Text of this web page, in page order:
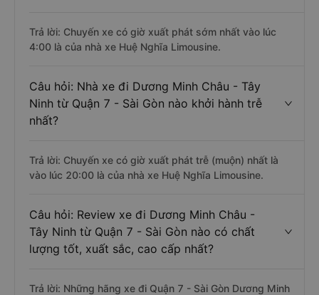
Trả lời: Chuyến xe có giờ xuất phát sớm nhất vào lúc
4:00 là của nhà xe Huệ Nghĩa Limousine.
Câu hỏi: Nhà xe đi Dương Minh Châu - Tây
Ninh từ Quận 7 - Sài Gòn nào khởi hành trễ
nhất?
Trả lời: Chuyến xe có giờ xuất phát trễ (muộn) nhất là
vào lúc 20:00 là của nhà xe Huệ Nghĩa Limousine.
Câu hỏi: Review xe đi Dương Minh Châu -
Tây Ninh từ Quận 7 - Sài Gòn nào có chất
lượng tốt, xuất sắc, cao cấp nhất?
Trả lời: Những hãng xe đi Quận 7 - Sài Gòn Dương Minh